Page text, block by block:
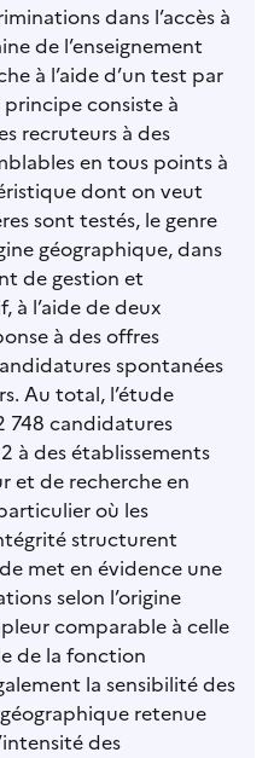
dans l’accès à
de l’enseignement
à l’aide d’un test par
consiste à
recruteurs à des
en tous points à
dont on veut
sont testés, le genre
géographique, dans
de gestion et
à l’aide de deux
à des offres
spontanées
Au total, l’étude
748 candidatures
à des établissements
et de recherche en
où les
structurent
met en évidence une
selon l’origine
comparable à celle
de la fonction
la sensibilité des
retenue
des